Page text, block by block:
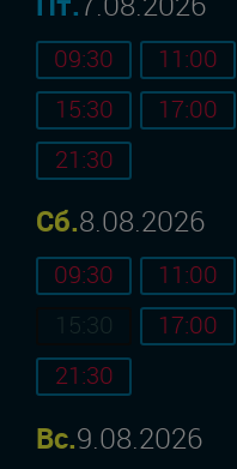
09:30 11:00
15:30
17:00
21:30
Сб.8.08.2026
09:30 11:00
15:30
17:00
21:30
Вс.9.08.2026